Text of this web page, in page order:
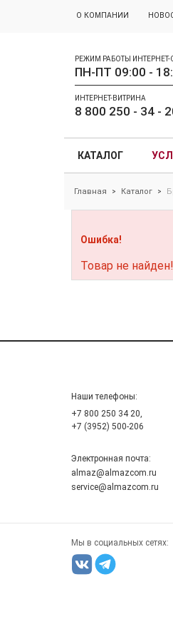
О КОМПАНИИ
РЕЖИМ РАБОТЫ
ПН-ПТ 09:00 -
ИНТЕРНЕТ-ВИТРИНА
8 800 250 - 34 -
КАТАЛОГ
Главная > Каталог >
Ошибка!
Товар не найден!
Наши телефоны:
+7 800 250 34 20,
+7 (3952) 500-206
Электронная почта:
almaz@almazcom.ru
service@almazcom.ru
Мы в социальных сетях: